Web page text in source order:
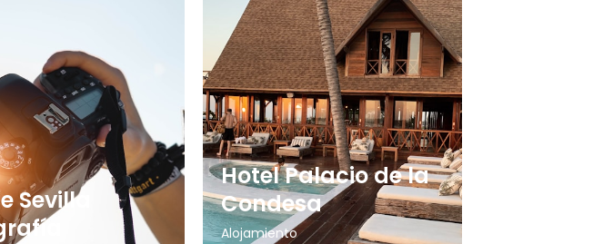
Sevilla
Hotel Palacio de la
Condesa
Alojamiento